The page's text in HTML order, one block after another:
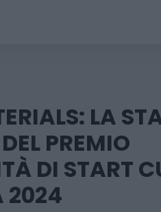
LA
PREMIO
DI START
2024